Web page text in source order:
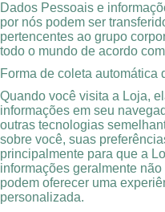
Dados Pessoais e
por nós podem ser
pertencentes ao grupo
todo o mundo de acordo
Forma de coleta automática
Quando você visita a Loja,
informações em seu
outras tecnologias
sobre você, suas
principalmente para que a
informações geralmente
podem oferecer uma
personalizada.